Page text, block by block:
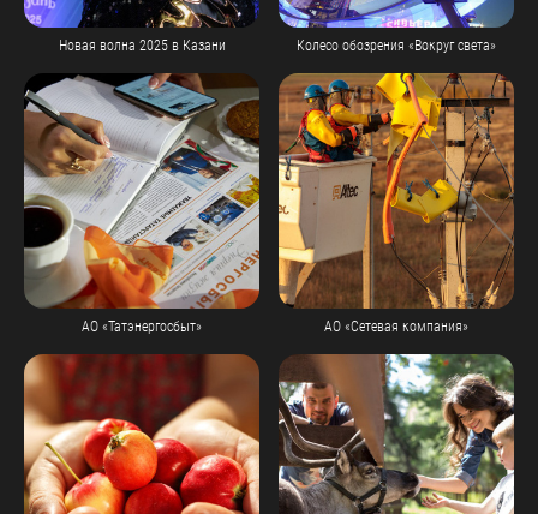
Новая волна 2025 в Казани Колесо обозрения «Вокруг света»
АО «Татэнергосбыт» АО «Сетевая компания»